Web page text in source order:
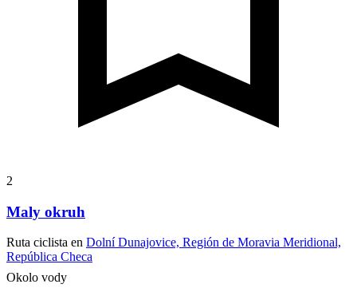
2
Maly okruh
Ruta ciclista en Dolní Dunajovice, Región de Moravia Meridional,
República Checa
Okolo vody